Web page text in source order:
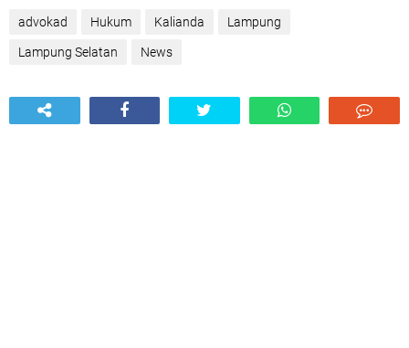
advokad Hukum Kalianda Lampung
Lampung Selatan News